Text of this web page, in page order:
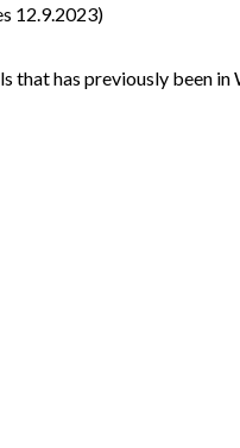
12.9.2023)
that has previously been in